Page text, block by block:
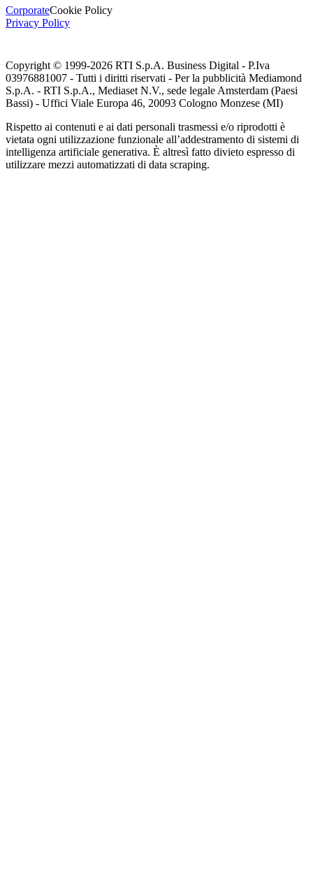
CorporateCookie Policy
Privacy Policy
Copyright © 1999-2026 RTI S.p.A. Business Digital - P.Iva
03976881007 - Tutti i diritti riservati - Per la pubblicità Mediamond
S.p.A. - RTI S.p.A., Mediaset N.V., sede legale Amsterdam (Paesi
Bassi) - Uffici Viale Europa 46, 20093 Cologno Monzese (MI)
Rispetto ai contenuti e ai dati personali trasmessi e/o riprodotti è
vietata ogni utilizzazione funzionale all’addestramento di sistemi di
intelligenza artificiale generativa. È altresì fatto divieto espresso di
utilizzare mezzi automatizzati di data scraping.